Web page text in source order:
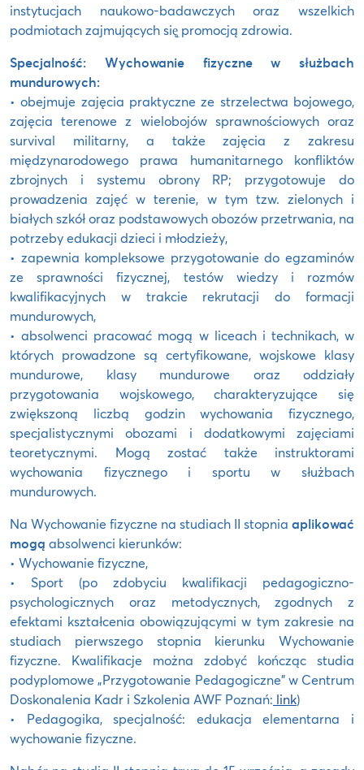
instytucjach naukowo-badawczych oraz wszelkich
podmiotach zajmujących się̨ promocją zdrowia.
Specjalność: Wychowanie fizyczne w służbach
mundurowych:
• obejmuje zajęcia praktyczne ze strzelectwa bojowego,
zajęcia terenowe z wielobojów sprawnościowych oraz
survival militarny, a także zajęcia z zakresu
międzynarodowego prawa humanitarnego konfliktów
zbrojnych i systemu obrony RP; przygotowuje do
prowadzenia zajęć w terenie, w tym tzw. zielonych i
białych szkół oraz podstawowych obozów przetrwania, na
potrzeby edukacji dzieci i młodzieży,
• zapewnia kompleksowe przygotowanie do egzaminów
ze sprawności fizycznej, testów wiedzy i rozmów
kwalifikacyjnych w trakcie rekrutacji do formacji
mundurowych,
• absolwenci pracować mogą w liceach i technikach, w
których prowadzone są certyfikowane, wojskowe klasy
mundurowe, klasy mundurowe oraz oddziały
przygotowania wojskowego, charakteryzujące się
zwiększoną liczbą godzin wychowania fizycznego,
specjalistycznymi obozami i dodatkowymi zajęciami
teoretycznymi. Mogą zostać także instruktorami
wychowania fizycznego i sportu w służbach
mundurowych.
Na Wychowanie fizyczne na studiach II stopnia aplikować
mogą absolwenci kierunków:
• Wychowanie fizyczne,
• Sport (po zdobyciu kwalifikacji pedagogiczno-
psychologicznych oraz metodycznych, zgodnych z
efektami kształcenia obowiązującymi w tym zakresie na
studiach pierwszego stopnia kierunku Wychowanie
fizyczne. Kwalifikacje można zdobyć kończąc studia
podyplomowe „Przygotowanie Pedagogiczne” w Centrum
Doskonalenia Kadr i Szkolenia AWF Poznań: link)
• Pedagogika, specjalność: edukacja elementarna i
wychowanie fizyczne.